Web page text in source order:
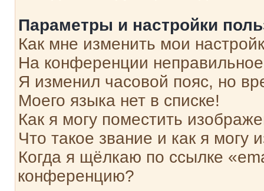
Параметры и настройки
Как мне изменить мои
На конференции
Я изменил часовой пояс, но
Моего языка нет в списке!
Как я могу поместить
Что такое звание и как я могу
Когда я щёлкаю по ссылке
конференцию?